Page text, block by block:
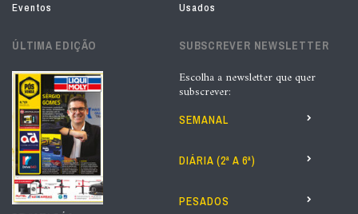
Eventos
Usados
ÚLTIMA EDIÇÃO SUBSCREVER NEWSLETTER
Escolha a newsletter que quer
subscrever:
SEMANAL
DIÁRIA (2ª A 6ª)
PESADOS